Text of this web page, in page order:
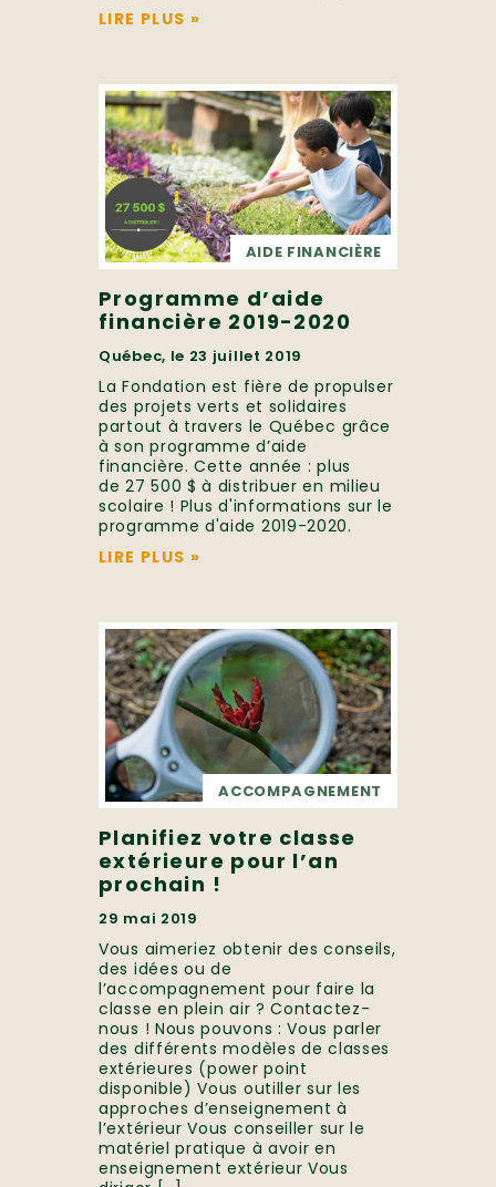
LIRE PLUS »
AIDE FINANCIÈRE
Programme d’aide
financière 2019-2020
Québec, le 23 juillet 2019
La Fondation est fière de propulser
des projets verts et solidaires
partout à travers le Québec grâce
à son programme d’aide
financière. Cette année : plus
de 27 500 $ à distribuer en milieu
scolaire ! Plus d'informations sur le
programme d'aide 2019-2020.
LIRE PLUS »
ACCOMPAGNEMENT
Planifiez votre classe
extérieure pour l’an
prochain !
29 mai 2019
Vous aimeriez obtenir des conseils,
des idées ou de
l’accompagnement pour faire la
classe en plein air ? Contactez-
nous ! Nous pouvons : Vous parler
des différents modèles de classes
extérieures (power point
disponible) Vous outiller sur les
approches d’enseignement à
l’extérieur Vous conseiller sur le
matériel pratique à avoir en
enseignement extérieur Vous